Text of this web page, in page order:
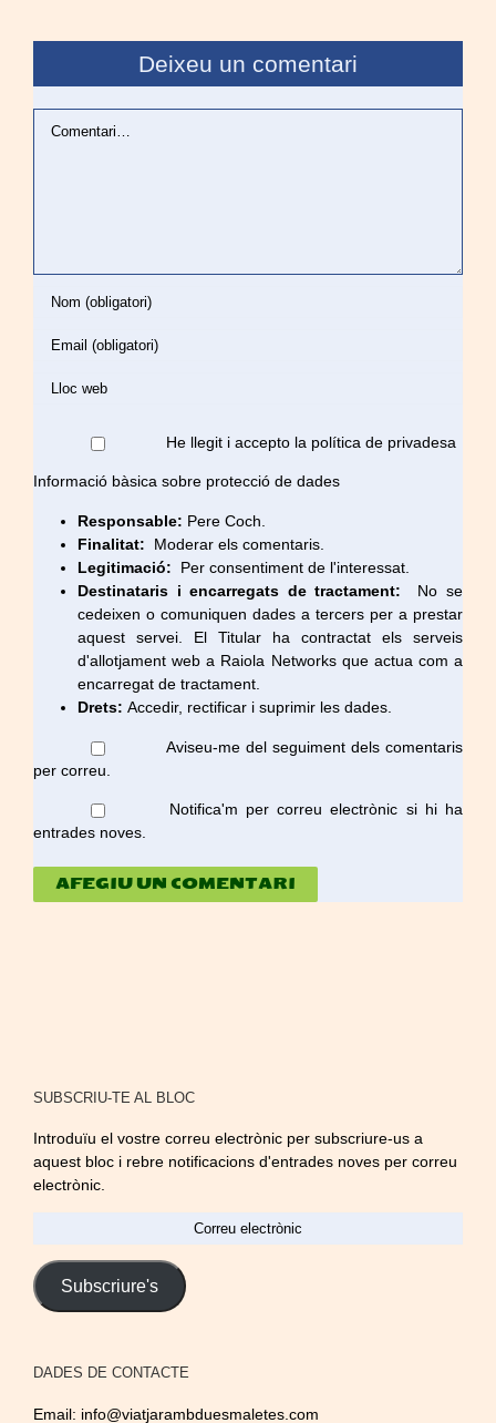
Deixeu un comentari
He llegit i accepto la política de privadesa
Informació bàsica sobre protecció de dades
Responsable: Pere Coch.
Finalitat: Moderar els comentaris.
Legitimació: Per consentiment de l'interessat.
Destinataris i encarregats de tractament: No se
cedeixen o comuniquen dades a tercers per a prestar
aquest servei. El Titular ha contractat els serveis
d'allotjament web a Raiola Networks que actua com a
encarregat de tractament.
Drets: Accedir, rectificar i suprimir les dades.
Aviseu-me del seguiment dels comentaris
per correu.
Notifica'm per correu electrònic si hi ha
entrades noves.
SUBSCRIU-TE AL BLOC
Introduïu el vostre correu electrònic per subscriure-us a
aquest bloc i rebre notificacions d'entrades noves per correu
electrònic.
Subscriure's
DADES DE CONTACTE
Email: info@viatjarambduesmaletes.com